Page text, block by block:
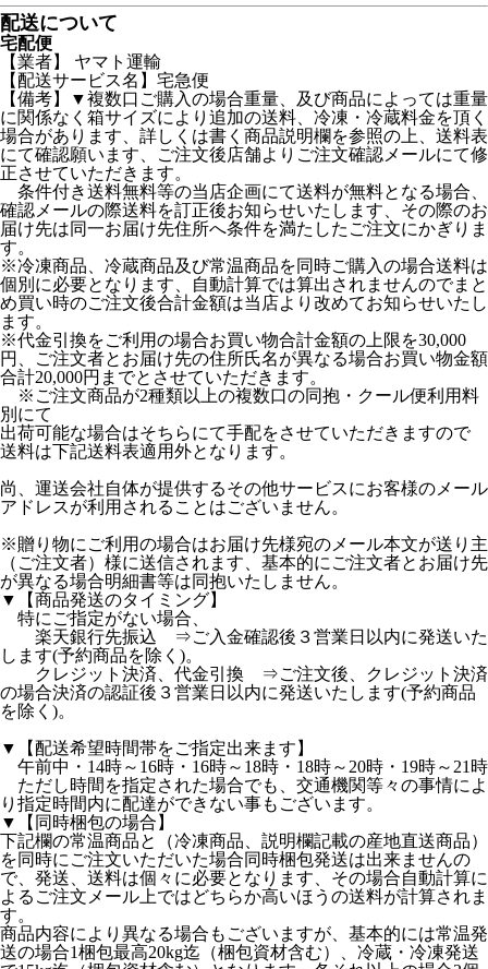
配送について
宅配便
【業者】 ヤマト運輸
【配送サービス名】宅急便
【備考】▼複数口ご購入の場合重量、及び商品によっては重量
に関係なく箱サイズにより追加の送料、冷凍・冷蔵料金を頂く
場合があります、詳しくは書く商品説明欄を参照の上、送料表
にて確認願います、ご注文後店舗よりご注文確認メールにて修
正させていただきます。
条件付き送料無料等の当店企画にて送料が無料となる場合、
確認メールの際送料を訂正後お知らせいたします、その際のお
届け先は同一お届け先住所へ条件を満たしたご注文にかぎりま
す。
※冷凍商品、冷蔵商品及び常温商品を同時ご購入の場合送料は
個別に必要となります、自動計算では算出されませんのでまと
め買い時のご注文後合計金額は当店より改めてお知らせいたし
ます。
※代金引換をご利用の場合お買い物合計金額の上限を30,000
円、ご注文者とお届け先の住所氏名が異なる場合お買い物金額
合計20,000円までとさせていただきます。
※ご注文商品が2種類以上の複数口の同抱・クール便利用料
別にて
出荷可能な場合はそちらにて手配をさせていただきますので
送料は下記送料表適用外となります。
尚、運送会社自体が提供するその他サービスにお客様のメール
アドレスが利用されることはございません。
※贈り物にご利用の場合はお届け先様宛のメール本文が送り主
（ご注文者）様に送信されます、基本的にご注文者とお届け先
が異なる場合明細書等は同抱いたしません。
▼【商品発送のタイミング】
特にご指定がない場合、
楽天銀行先振込 ⇒ご入金確認後３営業日以内に発送いた
します(予約商品を除く)。
クレジット決済、代金引換 ⇒ご注文後、クレジット決済
の場合決済の認証後３営業日以内に発送いたします(予約商品
を除く)。
▼【配送希望時間帯をご指定出来ます】
午前中・14時～16時・16時～18時・18時～20時・19時～21時
ただし時間を指定された場合でも、交通機関等々の事情によ
り指定時間内に配達ができない事もございます。
▼【同時梱包の場合】
下記欄の常温商品と（冷凍商品、説明欄記載の産地直送商品）
を同時にご注文いただいた場合同時梱包発送は出来ませんの
で、発送、送料は個々に必要となります、その場合自動計算に
よるご注文メール上ではどちらか高いほうの送料が計算されま
す。
商品内容により異なる場合もございますが、基本的には常温発
送の場合1梱包最高20kg迄（梱包資材含む）、冷蔵・冷凍発送